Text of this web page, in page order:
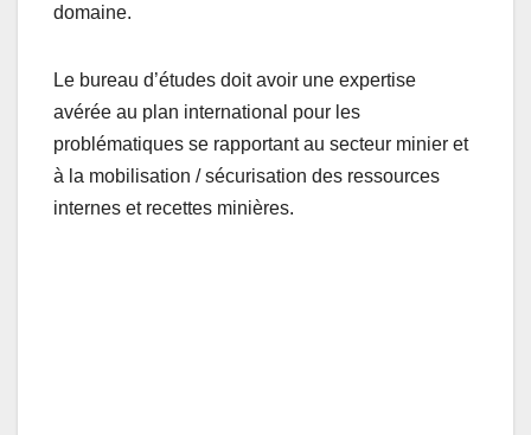
domaine.
Le bureau d’études doit avoir une expertise
avérée au plan international pour les
problématiques se rapportant au secteur minier et
à la mobilisation / sécurisation des ressources
internes et recettes minières.